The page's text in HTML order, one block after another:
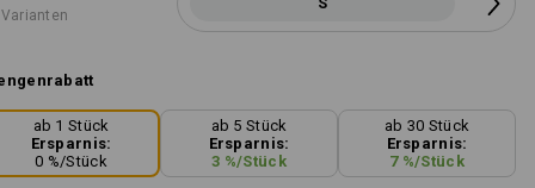
ab 1 Stück
Ersparnis:
0 %/Stück
ab 5 Stück
Ersparnis:
3 %/Stück
ab 30 Stück
Ersparnis:
7%/Stück